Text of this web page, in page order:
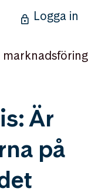
Logga in
Är
på